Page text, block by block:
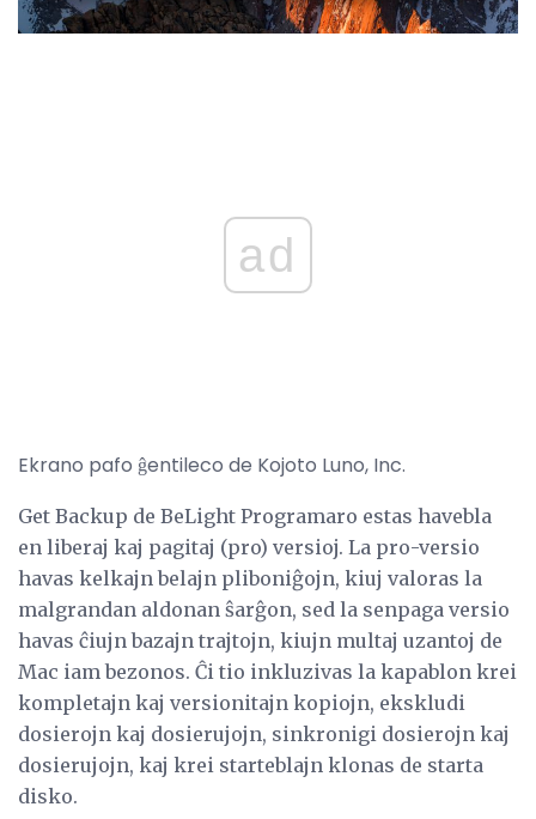
ad
Ekrano pafo ĝentileco de Kojoto Luno, Inc.
Get Backup de BeLight Programaro estas havebla
en liberaj kaj pagitaj (pro) versioj. La pro-versio
havas kelkajn belajn pliboniĝojn, kiuj valoras la
malgrandan aldonan ŝarĝon, sed la senpaga versio
havas ĉiujn bazajn trajtojn, kiujn multaj uzantoj de
Mac iam bezonos. Ĉi tio inkluzivas la kapablon krei
kompletajn kaj versionitajn kopiojn, ekskludi
dosierojn kaj dosierujojn, sinkronigi dosierojn kaj
dosierujojn, kaj krei starteblajn klonas de starta
disko.